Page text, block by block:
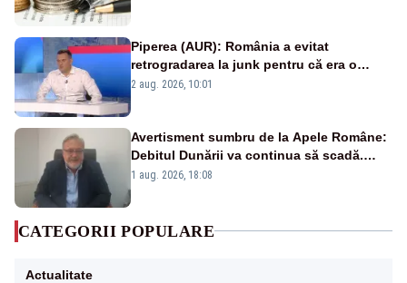
Piperea (AUR): România a evitat
retrogradarea la junk pentru că era o
catastrofă pentru bănci și fondurile de
2 aug. 2026, 10:01
Avertisment sumbru de la Apele Române:
Debitul Dunării va continua să scadă.
Cernavodă s-ar putea închide în 4 zile
1 aug. 2026, 18:08
CATEGORII POPULARE
Actualitate